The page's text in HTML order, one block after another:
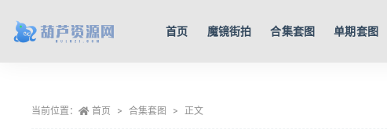
首页 魔镜街拍 合集套图 单期套图
当前位置： 首页 合集套图 正文
全部